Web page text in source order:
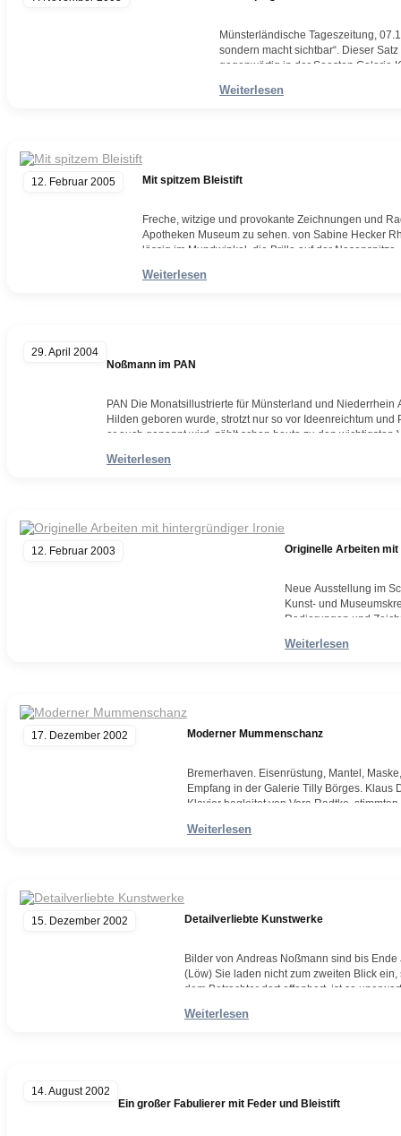
Münsterländische Tageszeitung,
sondern macht sichtbar“. Dieser
gegenwärtig in der Soesten Galerie
Weiterlesen
Weiterlesen
12. Februar 2005 Mit spitzem Bleistift
Freche, witzige und provokante Zeichnungen und
Apotheken Museum zu sehen. von Sabine Hecker
lässig im Mundwinkel, die Brille auf der
Weiterlesen
Weiterlesen
29. April 2004
Noßmann im PAN
PAN Die Monatsillustrierte für Münsterland und
Hilden geboren wurde, strotzt nur so vor Ideenreichtum
er auch genannt wird, zählt schon heute zu den wichtigsten
Weiterlesen
Weiterlesen
12. Februar 2003 Originelle Arbeiten
Neue Ausstellung im
Kunst- und
Radierungen und
Weiterlesen
Weiterlesen
17. Dezember 2002 Moderner Mummenschanz
Bremerhaven. Eisenrüstung, Mantel,
Empfang in der Galerie Tilly Börges. Klaus
Klavier begleitet von Vera Radtke,
…
Weiterlesen
15. Dezember 2002 Detailverliebte Kunstwerke
Bilder von Andreas Noßmann sind bis
(Löw) Sie laden nicht zum zweiten Blick
dem Betrachter dort offenbart, ist so
Weiterlesen
Weiterlesen
14. August 2002
Ein großer Fabulierer mit Feder und Bleistift